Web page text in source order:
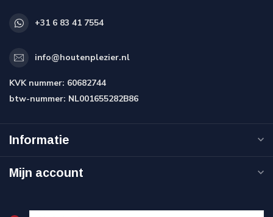
+31 6 83 41 7554
info@houtenplezier.nl
KVK nummer: 60682744
btw-nummer: NL001655282B86
Informatie
Mijn account